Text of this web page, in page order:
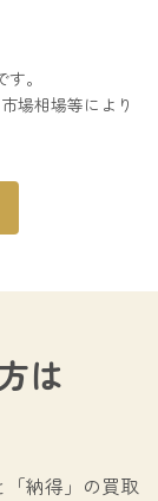
。
場相場等により
は
「納得」の買取